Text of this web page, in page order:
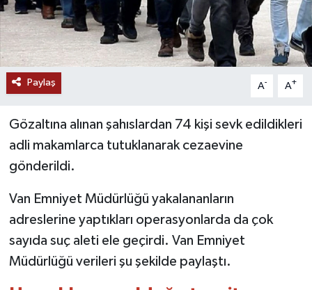
Paylaş A- A+
Gözaltına alınan şahıslardan 74 kişi sevk edildikleri
adli makamlarca tutuklanarak cezaevine
gönderildi.
Van Emniyet Müdürlüğü yakalananların
adreslerine yaptıkları operasyonlarda da çok
sayıda suç aleti ele geçirdi. Van Emniyet
Müdürlüğü verileri şu şekilde paylaştı.